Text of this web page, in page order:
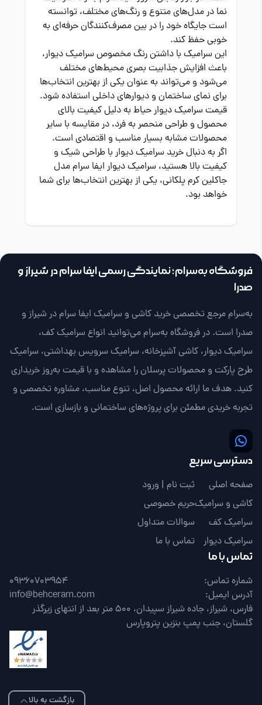
نما در مدل‌های متنوع و رنگ‌های مختلف، توانسته
است جایگاه خود را در بین مصرف‌کنندگان حرفه‌ای به
خوبی حفظ کند.
این سرامیک با داشتن رنگ مخصوص سرامیک دیوار،
باعث افزایش جذابیت بصری محیط‌های مختلف
می‌شود و می‌تواند به عنوان یکی از بهترین انتخاب‌ها
برای نمای ساختمان و دیوارهای داخلی استفاده شود.
قیمت سرامیک دیوار حیاط به دلیل کیفیت بالای
محصول و طراحی منحصر به فرد، در مقایسه با سایر
محصولات مشابه بسیار مناسب و اقتصادی است.
اگر به دنبال خرید سرامیک دیوار با طراحی شیک و
کیفیت بالا هستید، سرامیک دیوار ایفا سرام مدل
جاکلین کرم پلکانی، یکی از بهترین انتخاب‌ها برای شما
خواهد بود.
فروشگاه به‌سرام؛ نمایندگی رسمی ایفا سرام در شیراز و
صدرا
به‌سرام مرجع تخصصی خرید کاشی و سرامیک ایفا سرام در شیراز و
صدرا است. در فروشگاه به‌سرام می‌توانید انواع سرامیک کف،
سرامیک دیوار، کاشی آشپزخانه، سرامیک سرویس بهداشتی، سرامیک
طرح پارکت و محصولات پرسلان را مشاهده و با قیمت به‌روز خریداری
کنید. هدف ما ارائه محصول اصل، تنوع مناسب، مشاوره تخصصی و
تجربه خریدی مطمئن برای پروژه‌های ساختمانی و بازسازی است.
دسترسی سریع
صفحه اصلی
کاشی و سرامیک
سرامیک کف
سرامیک دیوار
ثبت نام | ورود
حریم خصوصی
سوالات متداول
تماس با ما
تماس با ما
شماره تماس:
09360703954
آدرس ایمیل:
info@behceram.com
فارس، شیراز، جاده شیراز سپیدان، 500 متر بعد از انتهای زیرگذر
گلستان، جنب پمپ بنزین پتروپارس
بازگشت به بالا